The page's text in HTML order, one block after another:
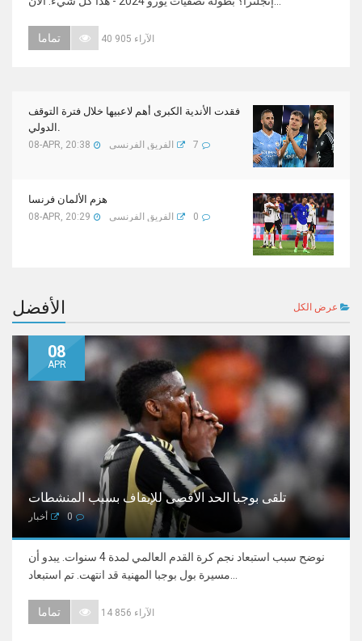
تماما 40 905 الآراء
فقدت الأندية الكبرى أهم لاعبيها خلال فترة التوقف
الدولي.
08-APR, 20:38 الفريق الفرنسي 7
هزم الألمان فرنسا
08-APR, 20:29 الفريق الفرنسي 0
الأفضل
08
APR
تلقى بوجبا الحد الأقصى للإيقاف بسبب المنشطات
أخبار 0
نوضح سبب استبعاد نجم كرة القدم العالمي لمدة 4 سنوات. يبدو أن
تماما 14 856 الآراء